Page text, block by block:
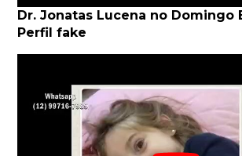
Dr. Jonatas Lucena no Domingo
Perfil fake